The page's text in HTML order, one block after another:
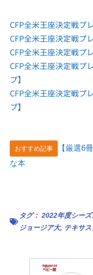
CFP全米王座決定戦プ
CFP全米王座決定戦プ
CFP全米王座決定戦プ
CFP全米王座決定戦プ
プ】
CFP全米王座決定戦プ
プ】
おすすめ記事
【厳選6
な本
タグ： 2022年度シーズ
ジョージア大, テキサ